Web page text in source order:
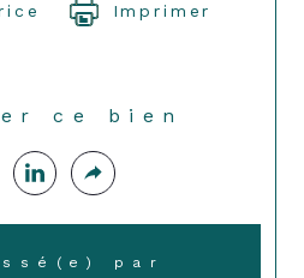
Imprimer
ce bien
par